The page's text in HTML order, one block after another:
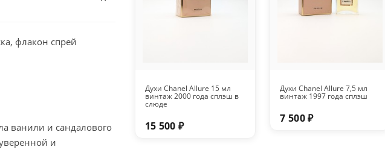
флакон спрей
ванили и сандалового
и
Духи Chanel Allure 15 мл
винтаж 2000 года сплэш в
слюде
15 500 ₽
Духи Chanel Allure 7,5 мл
винтаж 1997 года сплэш
7 500 ₽